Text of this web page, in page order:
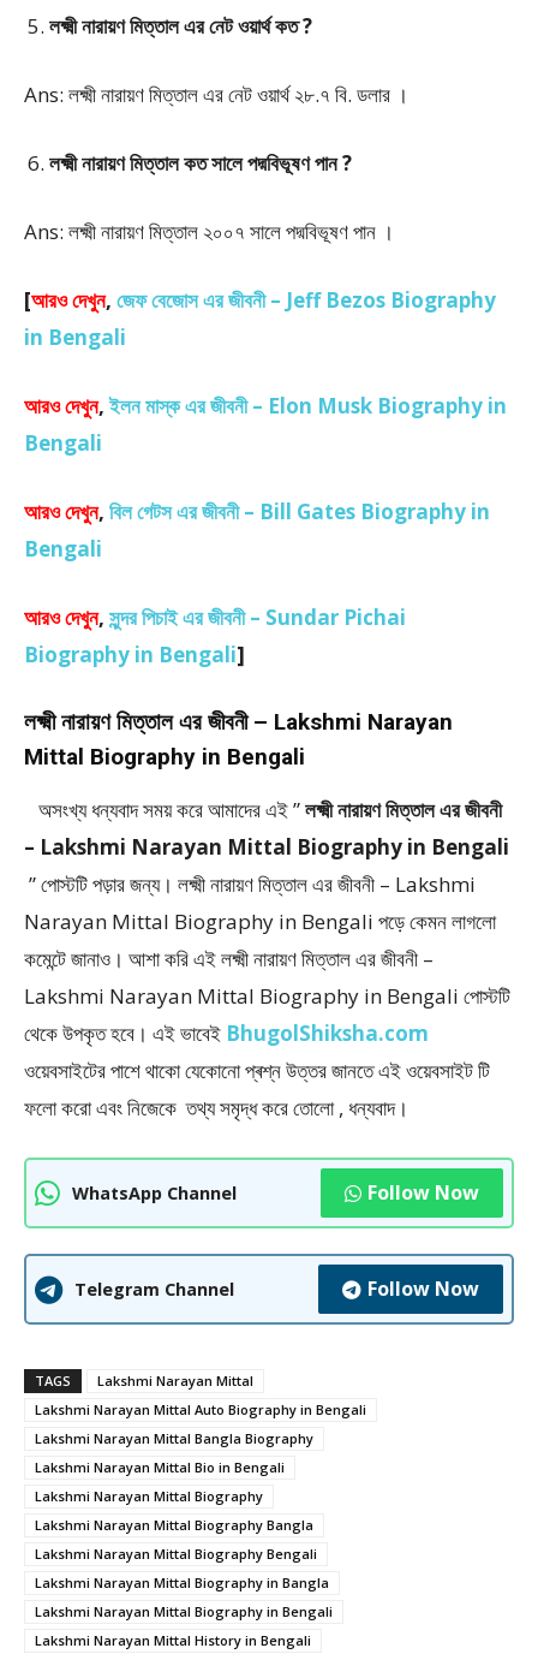
লক্ষ্মী নারায়ণ মিত্তাল এর নেট ওয়ার্থ কত ?
Ans: লক্ষ্মী নারায়ণ মিত্তাল এর নেট ওয়ার্থ ২৮.৭ বি. ডলার ।
লক্ষ্মী নারায়ণ মিত্তাল কত সালে পদ্মবিভূষণ পান ?
Ans: লক্ষ্মী নারায়ণ মিত্তাল ২০০৭ সালে পদ্মবিভূষণ পান ।
[আরও দেখুন, জেফ বেজোস এর জীবনী – Jeff Bezos Biography
in Bengali
আরও দেখুন, ইলন মাস্ক এর জীবনী – Elon Musk Biography in
Bengali
আরও দেখুন, বিল গেটস এর জীবনী – Bill Gates Biography in
Bengali
আরও দেখুন, সুন্দর পিচাই এর জীবনী – Sundar Pichai
Biography in Bengali]
লক্ষ্মী নারায়ণ মিত্তাল এর জীবনী – Lakshmi Narayan
Mittal Biography in Bengali
অসংখ্য ধন্যবাদ সময় করে আমাদের এই ”লক্ষ্মী নারায়ণ মিত্তাল এর জীবনী
– Lakshmi Narayan Mittal Biography in Bengali
” পােস্টটি পড়ার জন্য। লক্ষ্মী নারায়ণ মিত্তাল এর জীবনী – Lakshmi
Narayan Mittal Biography in Bengali পড়ে কেমন লাগলো
কমেন্টে জানাও। আশা করি এই লক্ষ্মী নারায়ণ মিত্তাল এর জীবনী –
Lakshmi Narayan Mittal Biography in Bengali পোস্টটি
থেকে উপকৃত হবে। এই ভাবেই BhugolShiksha.com
ওয়েবসাইটের পাশে থাকো যেকোনো প্ৰশ্ন উত্তর জানতে এই ওয়েবসাইট টি
ফলাে করো এবং নিজেকে তথ্য সমৃদ্ধ করে তোলো , ধন্যবাদ।
WhatsApp Channel Follow Now
Telegram Channel Follow Now
TAGS
Lakshmi Narayan Mittal
Lakshmi Narayan Mittal Auto Biography in Bengali
Lakshmi Narayan Mittal Bangla Biography
Lakshmi Narayan Mittal Bio in Bengali
Lakshmi Narayan Mittal Biography
Lakshmi Narayan Mittal Biography Bangla
Lakshmi Narayan Mittal Biography Bengali
Lakshmi Narayan Mittal Biography in Bangla
Lakshmi Narayan Mittal Biography in Bengali
Lakshmi Narayan Mittal History in Bengali